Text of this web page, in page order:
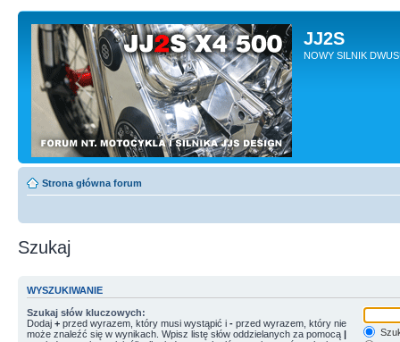
JJ2S
NOWY SILNIK
Strona główna forum
Szukaj
WYSZUKIWANIE
Szukaj słów kluczowych:
Dodaj + przed wyrazem, który musi wystąpić i - przed wyrazem, który nie
może znaleźć się w wynikach. Wpisz listę słów oddzielanych za pomocą |